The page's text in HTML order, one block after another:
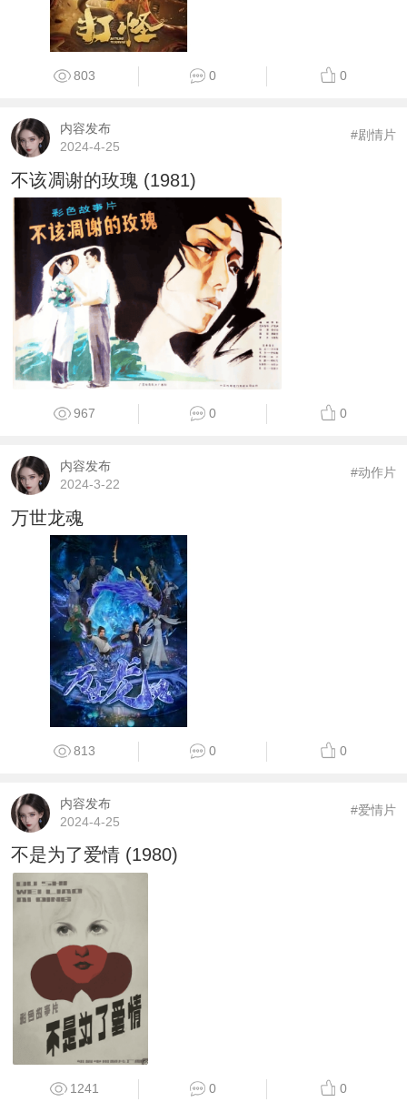
803 0 0
内容发布
2024-4-25
#剧情片
不该凋谢的玫瑰 (1981)
967 0 0
内容发布
2024-3-22
#动作片
万世龙魂
813 0 0
内容发布
2024-4-25
#爱情片
不是为了爱情 (1980)
1241 0 0